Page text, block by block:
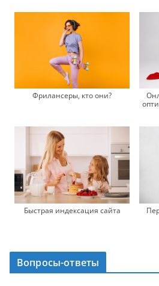
Фрилансеры, кто они?
Быстрая индексация сайта
Вопросы-ответы